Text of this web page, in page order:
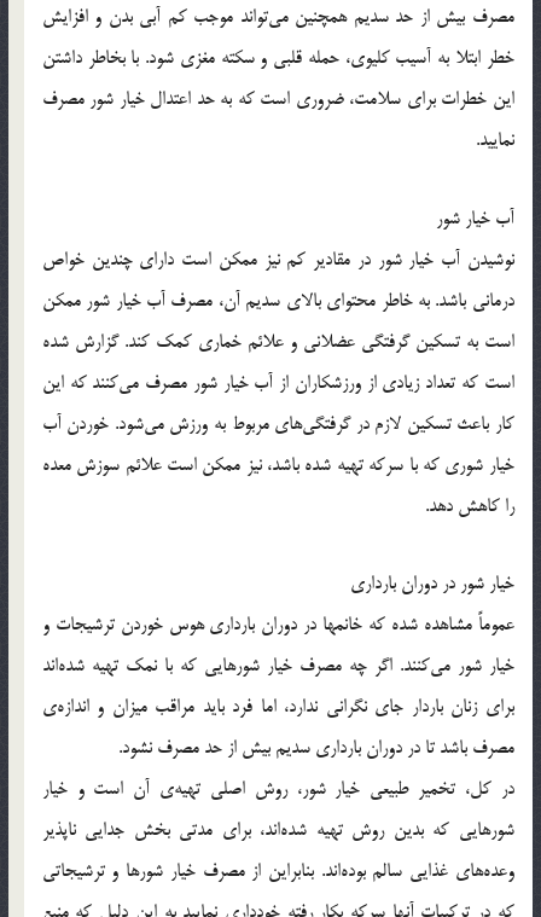
مصرف بیش از حد سدیم همچنین می‌تواند موجب کم آبی بدن و افزایش
خطر ابتلا به آسیب کلیوی، حمله قلبی و سکته مغزی شود. با بخاطر داشتن
این خطرات برای سلامت، ضروری است که به حد اعتدال خیار شور مصرف
نمایید.
آب خیار شور
نوشیدن آب خیار شور در مقادیر کم نیز ممکن است دارای چندین خواص
درمانی باشد. به خاطر محتوای بالای سدیم آن، مصرف آب خیار شور ممکن
است به تسکین گرفتگی عضلانی و علائم خماری کمک کند. گزارش شده
است که تعداد زیادی از ورزشکاران از آب خیار شور مصرف می‌کنند که این
کار باعث تسکین لازم در گرفتگی‌های مربوط به ورزش می‌شود. خوردن آب
خیار شوری که با سرکه تهیه شده باشد، نیز ممکن است علائم سوزش معده
را کاهش دهد.
خیار شور در دوران بارداری
عموماً مشاهده شده که خانمها در دوران بارداری هوس خوردن ترشیجات و
خیار شور می‌کنند. اگر چه مصرف خیار شورهایی که با نمک تهیه شده‌اند
برای زنان باردار جای نگرانی ندارد، اما فرد باید مراقب میزان و اندازه‌ی
مصرف باشد تا در دوران بارداری سدیم بیش از حد مصرف نشود.
در کل، تخمیر طبیعی خیار شور، روش اصلی تهیه‌ی آن است و خیار
شورهایی که بدین روش تهیه شده‌اند، برای مدتی بخش جدایی ناپذیر
وعده‌های غذایی سالم بوده‌اند. بنابراین از مصرف خیار شورها و ترشیجاتی